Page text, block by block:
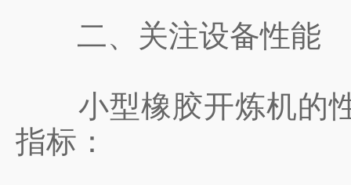
二、关注设备性能
小型橡胶开炼机的性
指标：